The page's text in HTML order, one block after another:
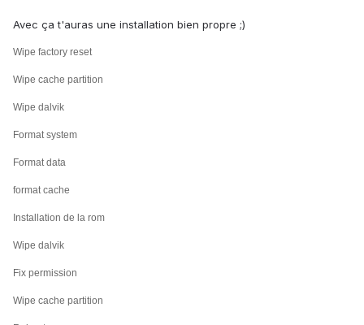
Avec ça t'auras une installation bien propre ;)
Wipe factory reset
Wipe cache partition
Wipe dalvik
Format system
Format data
format cache
Installation de la rom
Wipe dalvik
Fix permission
Wipe cache partition